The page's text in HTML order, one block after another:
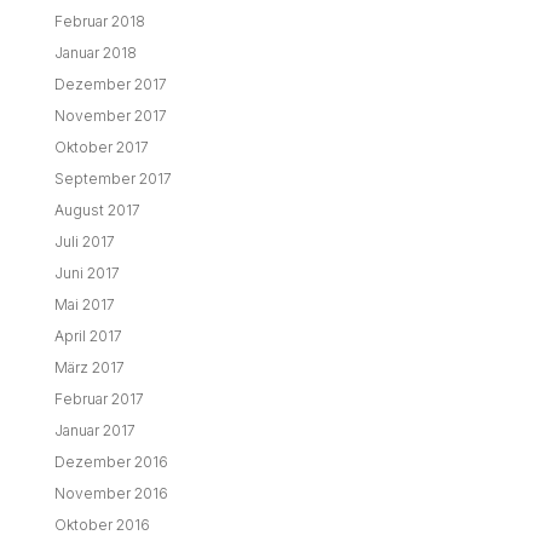
Februar 2018
Januar 2018
Dezember 2017
November 2017
Oktober 2017
September 2017
August 2017
Juli 2017
Juni 2017
Mai 2017
April 2017
März 2017
Februar 2017
Januar 2017
Dezember 2016
November 2016
Oktober 2016